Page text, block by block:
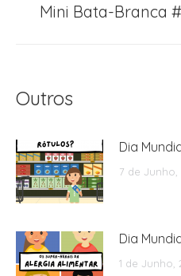
Mini Bata-Branca
Outros
Dia
7 de Junho,
Dia
1 de Junho,